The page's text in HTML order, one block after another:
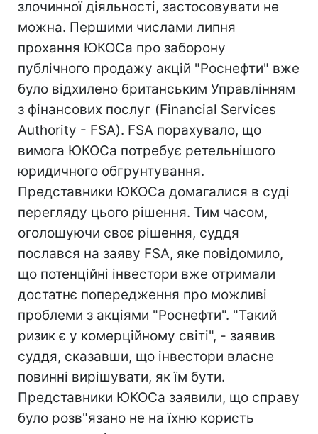
злочинної діяльності, застосовувати не
можна. Першими числами липня
прохання ЮКОСа про заборону
публічного продажу акцій "Роснефти" вже
було відхилено британським Управлінням
з фінансових послуг (Financial Services
Authority - FSA). FSA порахувало, що
вимога ЮКОСа потребує ретельнішого
юридичного обгрунтування.
Представники ЮКОСа домагалися в суді
перегляду цього рішення. Тим часом,
оголошуючи своє рішення, суддя
послався на заяву FSA, яке повідомило,
що потенційні інвестори вже отримали
достатнє попередження про можливі
проблеми з акціями "Роснефти". "Такий
ризик є у комерційному світі", - заявив
суддя, сказавши, що інвестори власне
повинні вирішувати, як їм бути.
Представники ЮКОСа заявили, що справу
було розв"язано не на їхню користь